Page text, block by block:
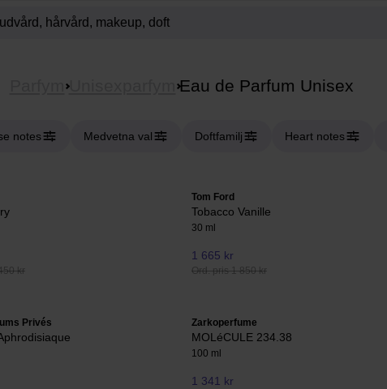
Unisexparfym Eau de Parfum Unisex
notes Medvetna val Doftfamilj Heart notes
kr
Tom Ford
Tobacco Vanille
30 ml
1 665 kr
Ord. pris 1 850 kr
Privés Zarkoperfume
MOLéCULE 234.38
100 ml
1 341 kr